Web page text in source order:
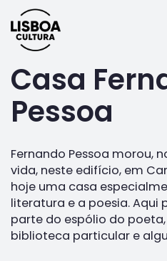
Casa
Pessoa
Fernando Pessoa morou,
vida, neste edifício, em
hoje uma casa
literatura e a poesia. Aqui
parte do espólio do
biblioteca particular e